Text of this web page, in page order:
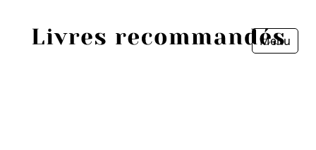
Menu
Fermer